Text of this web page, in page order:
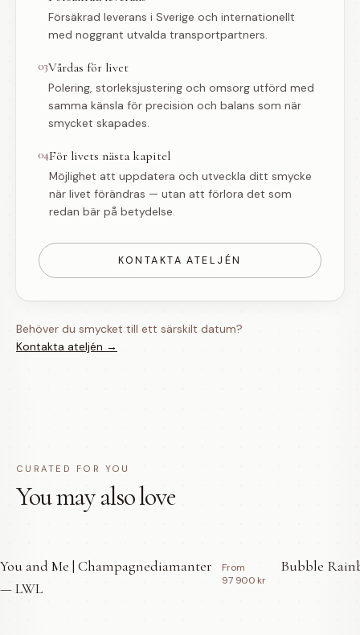
Försäkrad leverans i Sverige och internationellt
med noggrant utvalda transportpartners.
03Vårdas för livet
Polering, storleksjustering och omsorg utförd med
samma känsla för precision och balans som när
smycket skapades.
04För livets nästa kapitel
Möjlighet att uppdatera och utveckla ditt smycke
när livet förändras — utan att förlora det som
redan bär på betydelse.
KONTAKTA ATELJÉN
Behöver du smycket till ett särskilt datum?
Kontakta ateljén →
CURATED FOR YOU
You may also love
You and Me | Champagnediamanter
— LWL
From
97 900 kr
Bubble